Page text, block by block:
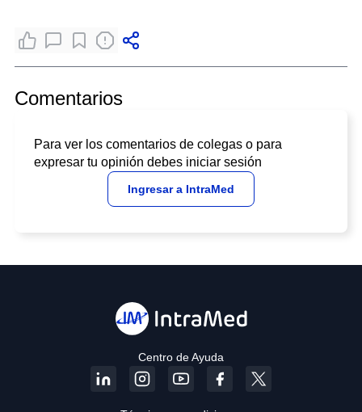
Comentarios
Para ver los comentarios de colegas o para
expresar tu opinión debes iniciar sesión
Ingresar a IntraMed
Centro de Ayuda